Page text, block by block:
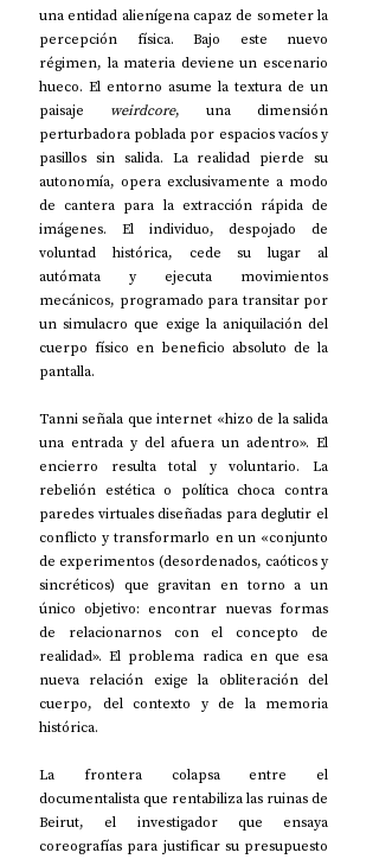
una entidad alienígena capaz de someter la
percepción física. Bajo este nuevo
régimen, la materia deviene un escenario
hueco. El entorno asume la textura de un
paisaje weirdcore, una dimensión
perturbadora poblada por espacios vacíos y
pasillos sin salida. La realidad pierde su
autonomía, opera exclusivamente a modo
de cantera para la extracción rápida de
imágenes. El individuo, despojado de
voluntad histórica, cede su lugar al
autómata y ejecuta movimientos
mecánicos, programado para transitar por
un simulacro que exige la aniquilación del
cuerpo físico en beneficio absoluto de la
pantalla.
Tanni señala que internet «hizo de la salida
una entrada y del afuera un adentro». El
encierro resulta total y voluntario. La
rebelión estética o política choca contra
paredes virtuales diseñadas para deglutir el
conflicto y transformarlo en un «conjunto
de experimentos (desordenados, caóticos y
sincréticos) que gravitan en torno a un
único objetivo: encontrar nuevas formas
de relacionarnos con el concepto de
realidad». El problema radica en que esa
nueva relación exige la obliteración del
cuerpo, del contexto y de la memoria
histórica.
La frontera colapsa entre el
documentalista que rentabiliza las ruinas de
Beirut, el investigador que ensaya
coreografías para justificar su presupuesto